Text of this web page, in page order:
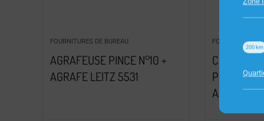
FOURNITURES DE BUREAU
AGRAFEUSE PINCE N°10 +
AGRAFE LEITZ 5531
FOURNITURES DE
CHEMISES
PERSO
ASS
200 km